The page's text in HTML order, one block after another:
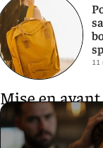
11
Mise en avant